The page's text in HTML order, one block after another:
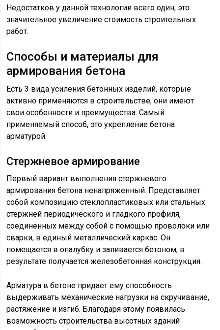
Недостатков у данной технологии всего один, это
значительное увеличение стоимость строительных
работ.
Способы и материалы для
армирования бетона
Есть 3 вида усиления бетонных изделий, которые
активно применяются в строительстве, они имеют
свои особенности и преимущества. Самый
применяемый способ, это укрепление бетона
арматурой.
Стержневое армирование
Первый вариант выполнения стержневого
армирования бетона ненапряженный. Представляет
собой композицию стеклопластиковых или стальных
стержней периодического и гладкого профиля,
соединённых между собой с помощью проволоки или
сварки, в единый металлический каркас. Он
помещается в опалубку и заливается бетоном, в
результате получается железобетонная конструкция.
Арматура в бетоне придает ему способность
выдерживать механические нагрузки на скручивание,
растяжение и изгиб. Благодаря этому появилась
возможность строительства высотных зданий